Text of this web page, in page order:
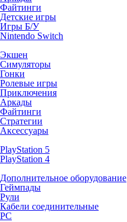
Файтинги
Детские игры
Игры Б/У
Nintendo Switch
Экшен
Симуляторы
Гонки
Ролевые игры
Приключения
Аркады
Файтинги
Стратегии
Аксессуары
PlayStation 5
PlayStation 4
Дополнительное оборудование
Геймпады
Рули
Кабели соединительные
PC